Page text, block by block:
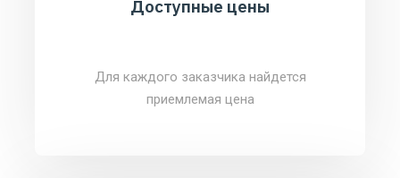
Доступные цены
Для каждого заказчика найдется
приемлемая цена